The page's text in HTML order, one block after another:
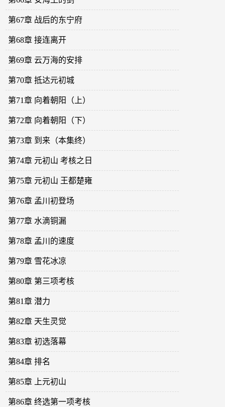
第67章 战后的东宁府
第68章 接连离开
第69章 云万海的安排
第70章 抵达元初城
第71章 向着朝阳（上）
第72章 向着朝阳（下）
第73章 到来（本集终）
第74章 元初山 考核之日
第75章 元初山 王都楚雍
第76章 孟川初登场
第77章 水滴铜漏
第78章 孟川的速度
第79章 雪花冰凉
第80章 第三项考核
第81章 潜力
第82章 天生灵觉
第83章 初选落幕
第84章 排名
第85章 上元初山
第86章 终选第一项考核